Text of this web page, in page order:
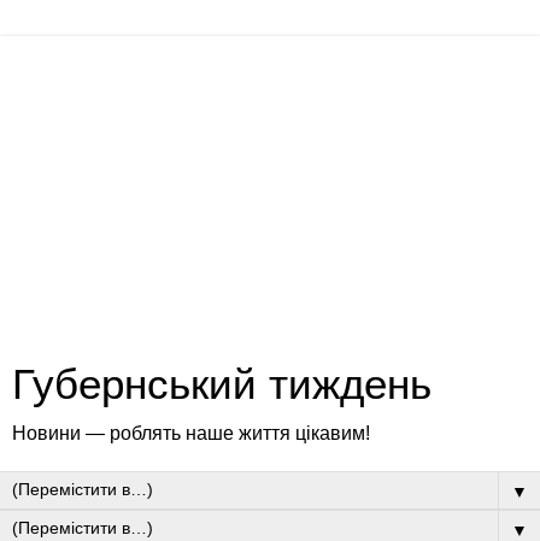
Губернський тиждень
Новини — роблять наше життя цікавим!
▼
▼